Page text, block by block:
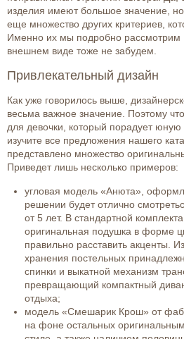
изделия имеют большое значение,
еще множество других критериев,
Именно их мы подробно рассмотрим
внешнем виде тоже не забудем.
Привлекательный дизайн
Как уже говорилось выше,
весьма важное значение. Поэтому
для девочки, который порадует
изучите все предложения нашего
представлено множество
Приведет лишь несколько примеров:
угловая модель «Анюта»,
решении будет отлично
от 5 лет. В стандартной
оригинальная подушка в форме
правильно расставить акценты.
хранения постельных
спинки и выкатной механизм
превращающий компактный
отдыха;
модель «Смешарик Крош» от
на фоне остальных